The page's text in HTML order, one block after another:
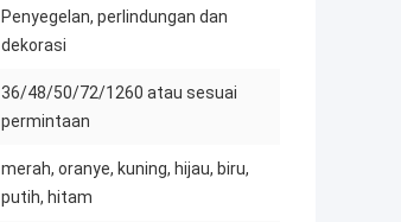
Penyegelan, perlindungan dan
dekorasi
36/48/50/72/1260 atau sesuai
permintaan
merah, oranye, kuning, hijau, biru,
putih, hitam